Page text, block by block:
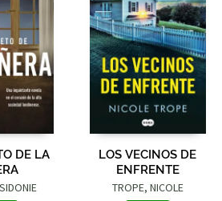
DE LA
LOS VECINOS DE
ENFRENTE
TROPE, NICOLE